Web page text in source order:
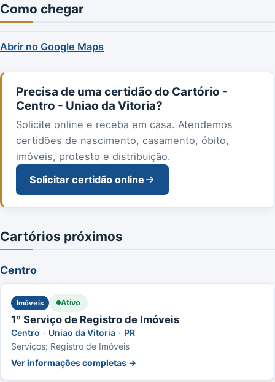
Como chegar
Abrir no Google Maps
Precisa de uma certidão do Cartório -
Centro - Uniao da Vitoria?
Solicite online e receba em casa. Atendemos
certidões de nascimento, casamento, óbito,
imóveis, protesto e distribuição.
Solicitar certidão online
Cartórios próximos
Centro
Imóveis Ativo
1º Serviço de Registro de Imóveis
Centro · Uniao da Vitoria · PR
Serviços: Registro de Imóveis
Ver informações completas →